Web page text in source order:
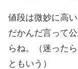
値段は微妙に高
だかんだ言って
らね。（迷った
ともいう）